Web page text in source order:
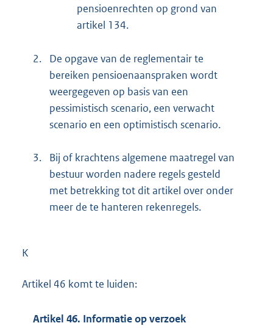
pensioenrechten op grond van
artikel 134.
2.
De opgave van de reglementair te
bereiken pensioenaanspraken wordt
weergegeven op basis van een
pessimistisch scenario, een verwacht
scenario en een optimistisch scenario.
3.
Bij of krachtens algemene maatregel van
bestuur worden nadere regels gesteld
met betrekking tot dit artikel over onder
meer de te hanteren rekenregels.
K
Artikel 46 komt te luiden:
Artikel 46. Informatie op verzoek